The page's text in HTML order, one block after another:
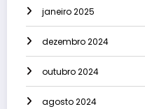
janeiro 2025
dezembro 2024
outubro 2024
agosto 2024